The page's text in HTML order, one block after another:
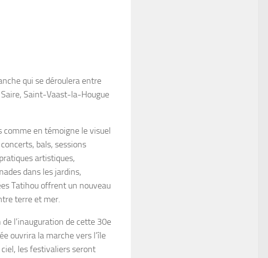
qui se déroulera entre
Saint-Vaast-la-Hougue
en témoigne le visuel
bals, sessions
artistiques,
dans les jardins,
Tatihou offrent un nouveau
terre et mer.
de l’inauguration de cette 30e
ouvrira la marche vers l’île
les festivaliers seront